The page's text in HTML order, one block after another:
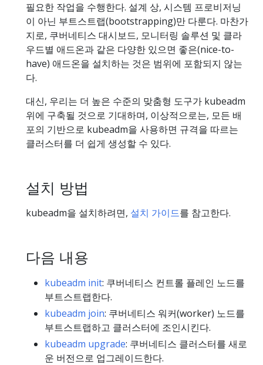
필요한 작업을 수행한다. 설계 상, 시스템 프로비저닝
이 아닌 부트스트랩(bootstrapping)만 다룬다. 마찬가
지로, 쿠버네티스 대시보드, 모니터링 솔루션 및 클라
우드별 애드온과 같은 다양한 있으면 좋은(nice-to-
have) 애드온을 설치하는 것은 범위에 포함되지 않는
다.
대신, 우리는 더 높은 수준의 맞춤형 도구가 kubeadm
위에 구축될 것으로 기대하며, 이상적으로는, 모든 배
포의 기반으로 kubeadm을 사용하면 규격을 따르는
클러스터를 더 쉽게 생성할 수 있다.
설치 방법
kubeadm을 설치하려면, 설치 가이드를 참고한다.
다음 내용
kubeadm init: 쿠버네티스 컨트롤 플레인 노드를
부트스트랩한다.
kubeadm join: 쿠버네티스 워커(worker) 노드를
부트스트랩하고 클러스터에 조인시킨다.
kubeadm upgrade: 쿠버네티스 클러스터를 새로
운 버전으로 업그레이드한다.